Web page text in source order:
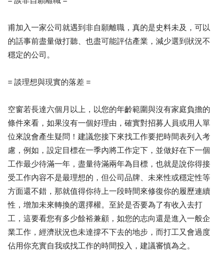
甫加入一家公司就遇到非自願離職，真的是史料未及，可以
的話事前盡量做打聽、也盡可能評估產業，減少選到狀況不
穩定的公司。
= 談理想與現實的落差 =
空窗若長達六個月以上，以您的年齡範圍與沒有家庭負擔的
條件來看，如果沒有一個好理由，確實對招募人員或用人單
位來說會產生疑問！建議您接下來找工作要把時間表列入考
慮，例如，設定目標在一季內將工作定下，並做好在下一個
工作最少待滿一年，盡量待滿兩年為目標，也就是說你得接
受工作內容不是最理想的，但公司品牌、未來性或穩定性等
方面還不錯，那就值得你待上一段時間來修復你的履歷連續
性，增加未來轉換的選擇權。至於是否要為了有收入去打
工，這要看您有多少餘裕兼顧，如您的志向還是進入一般企
業工作，經濟狀況也未達撐不下去的地步，而打工又會過度
佔用你充實自我或找工作的時間投入，建議審慎為之。